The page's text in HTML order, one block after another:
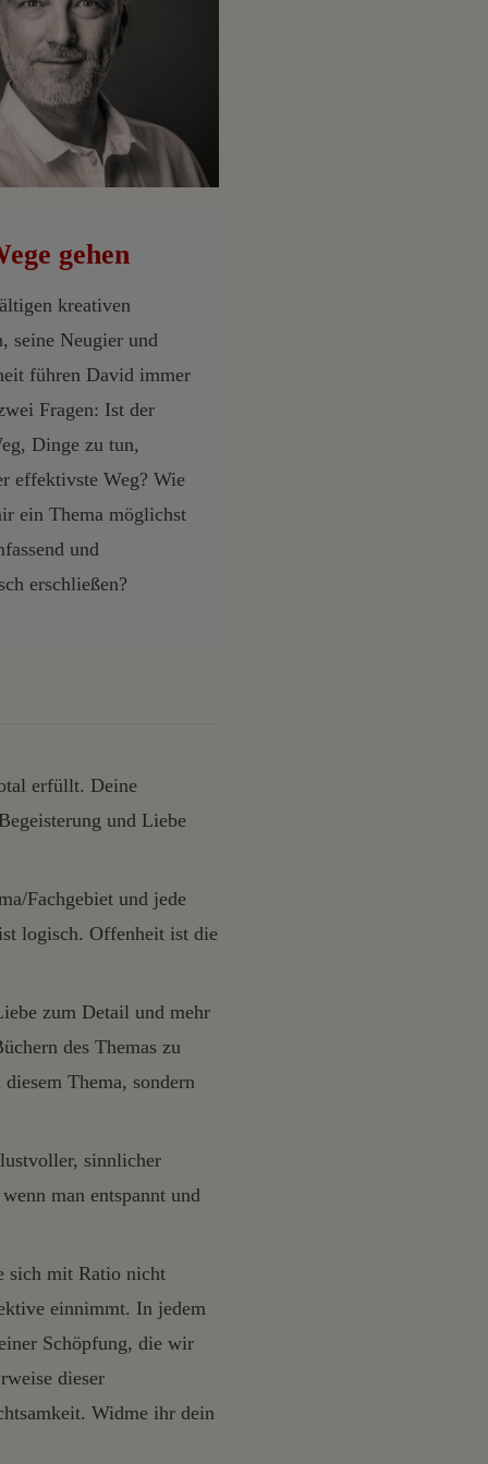
gehen
kreativen
seine Neugier und
führen David immer
Fragen: Ist der
Dinge zu tun,
effektivste Weg? Wie
ein Thema möglichst
und
erschließen?
erfüllt. Deine
und Liebe
Fachgebiet und jede
logisch. Offenheit ist die
zum Detail und mehr
des Themas zu
Thema, sondern
sinnlicher
man entspannt und
sich mit Ratio nicht
einnimmt. In jedem
Schöpfung, die wir
dieser
Widme ihr dein